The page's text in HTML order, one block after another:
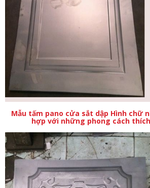
Mẫu tấm pano cửa sắt dập Hình chữ
hợp với những phong cách